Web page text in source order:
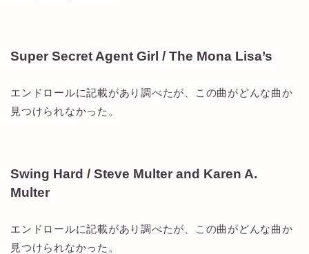
Super Secret Agent Girl / The Mona Lisa’s
エンドロールに記載があり調べたが、この曲がどんな曲か
見つけられなかった。
Swing Hard / Steve Multer and Karen A.
Multer
エンドロールに記載があり調べたが、この曲がどんな曲か
見つけられなかった。